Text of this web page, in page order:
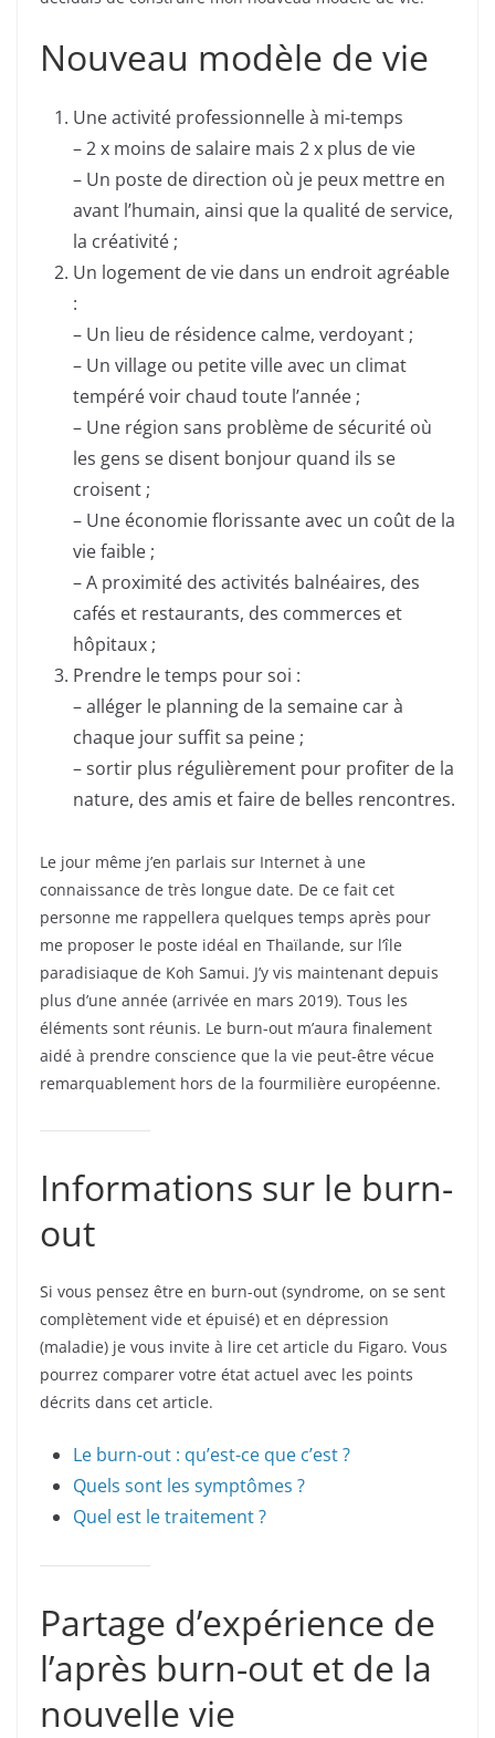
Nouveau modèle de vie
Une activité professionnelle à mi-temps
– 2 x moins de salaire mais 2 x plus de vie
– Un poste de direction où je peux mettre en
avant l’humain, ainsi que la qualité de service,
la créativité ;
Un logement de vie dans un endroit agréable
:
– Un lieu de résidence calme, verdoyant ;
– Un village ou petite ville avec un climat
tempéré voir chaud toute l’année ;
– Une région sans problème de sécurité où
les gens se disent bonjour quand ils se
croisent ;
– Une économie florissante avec un coût de la
vie faible ;
– A proximité des activités balnéaires, des
cafés et restaurants, des commerces et
hôpitaux ;
Prendre le temps pour soi :
– alléger le planning de la semaine car à
chaque jour suffit sa peine ;
– sortir plus régulièrement pour profiter de la
nature, des amis et faire de belles rencontres.
Le jour même j’en parlais sur Internet à une
connaissance de très longue date. De ce fait cet
personne me rappellera quelques temps après pour
me proposer le poste idéal en Thaïlande, sur l’île
paradisiaque de Koh Samui. J’y vis maintenant depuis
plus d’une année (arrivée en mars 2019). Tous les
éléments sont réunis. Le burn-out m’aura finalement
aidé à prendre conscience que la vie peut-être vécue
remarquablement hors de la fourmilière européenne.
Informations sur le burn-
out
Si vous pensez être en burn-out (syndrome, on se sent
complètement vide et épuisé) et en dépression
(maladie) je vous invite à lire cet article du Figaro. Vous
pourrez comparer votre état actuel avec les points
décrits dans cet article.
Le burn-out : qu’est-ce que c’est ?
Quels sont les symptômes ?
Quel est le traitement ?
Partage d’expérience de
l’après burn-out et de la
nouvelle vie